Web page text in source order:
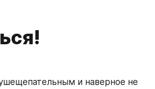
и наверное не